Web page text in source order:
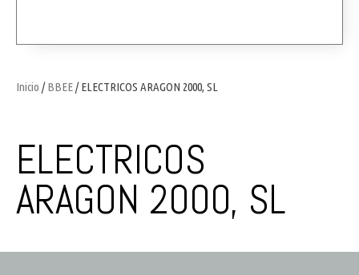
Inicio /BBEE/ ELECTRICOS ARAGON 2000, SL
ELECTRICOS
ARAGON 2000, SL